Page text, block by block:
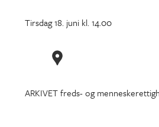
Tirsdag 18. juni kl. 14.00
ARKIVET freds- og